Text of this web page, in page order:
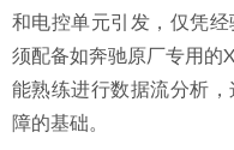
和电控单元引发，仅凭
须配备如奔驰原厂专用的
能熟练进行数据流分析
障的基础。